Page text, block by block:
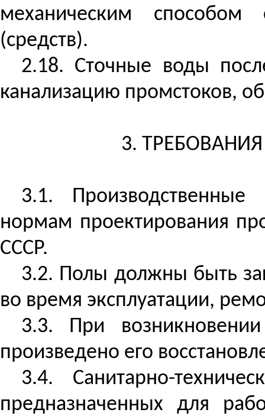
механическим
(средств).
2.18. Сточные воды
канализацию промстоков,
3.
3.1. Производственные
нормам проектирования
СССР.
3.2. Полы должны быть
во время эксплуатации,
3.3. При
произведено его
3.4. Санитарно-
предназначенных для